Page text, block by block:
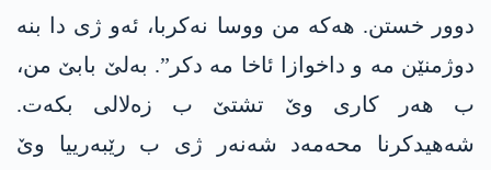
دوور خستن. ھەکە من ووسا نەکربا، ئەو ژی دا بنە
دوژمنێن مە و داخوازا ئاخا مە دکر”. بەلێ بابێ من،
ب ھەر کاری وێ تشتێ ب زەلالی بکەت.
شەھیدکرنا محەمەد شەنەر ژی ب رێبەرییا وێ